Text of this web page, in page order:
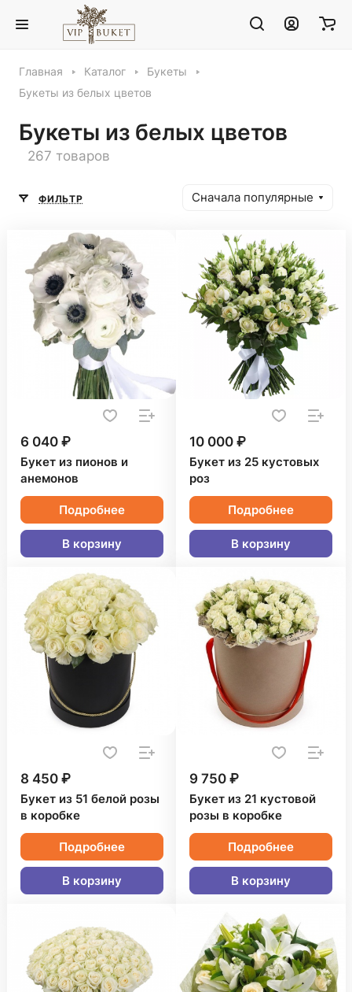
Главная Каталог
Букеты
Букеты из белых цветов
Букеты из белых цветов
267 товаров
ФИЛЬТР Сначала популярные
6 040 ₽
Букет из пионов и
анемонов
Подробнее
В корзину
10 000 ₽
Букет из 25 кустовых
роз
Подробнее
В корзину
8 450 ₽
Букет из 51 белой розы
в коробке
Подробнее
В корзину
9 750 ₽
Букет из 21 кустовой
розы в коробке
Подробнее
В корзину